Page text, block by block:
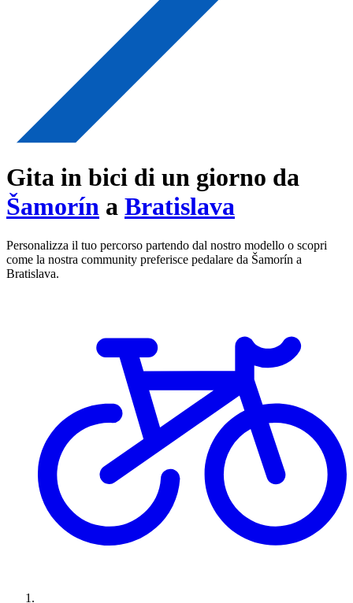
Gita in bici di un giorno da
Šamorín a Bratislava
Personalizza il tuo percorso partendo dal nostro modello o scopri
come la nostra community preferisce pedalare da Šamorín a
Bratislava.